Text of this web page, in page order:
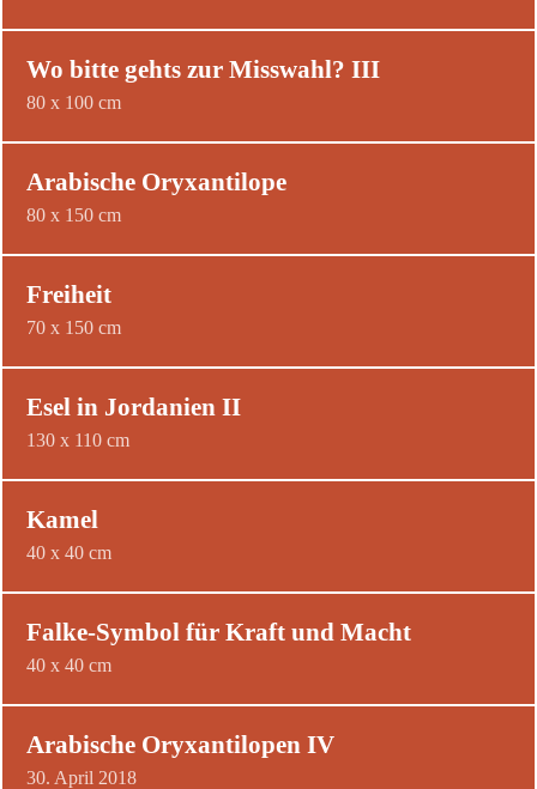
Wo bitte gehts zur Misswahl? III
80 x 100 cm
Arabische Oryxantilope
80 x 150 cm
Freiheit
70 x 150 cm
Esel in Jordanien II
130 x 110 cm
Kamel
40 x 40 cm
Falke-Symbol für Kraft und Macht
40 x 40 cm
Arabische Oryxantilopen IV
30. April 2018